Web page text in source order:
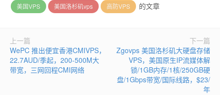
美国VPS
美国洛杉矶vps 高防VPS 的文章
上一篇
WePC 推出便宜香港CMIVPS，
22.7AUD/季起，200-500M大
带宽，三网回程CMI网络
下一篇
Zgovps 美国洛杉矶大硬盘存储
VPS，美国原生IP流媒体解
锁/1GB内存/1核/250GB硬
盘/1Gbps带宽/国际线路，$23/
年